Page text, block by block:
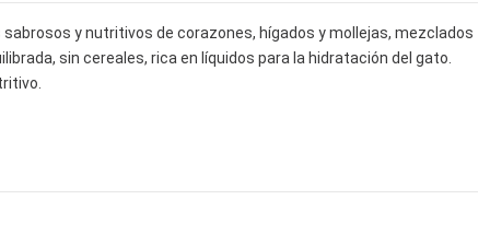
y nutritivos de corazones, hígados y mollejas, mezclados
sin cereales, rica en líquidos para la hidratación del gato.